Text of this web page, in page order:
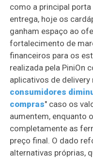
como a principal
entrega, hoje os
ganham espaço ao
fortalecimento de
financeiros para os
realizada pela PiniOn
aplicativos de delivery
consumidores
compras" caso os
aumentem, enquanto
completamente as
preço final. O dado
alternativas próprias,